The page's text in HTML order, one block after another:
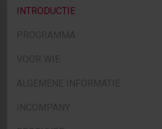
INTRODUCTIE